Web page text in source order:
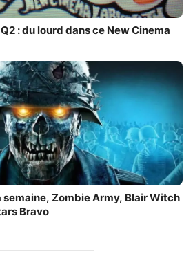
: du lourd dans ce New Cinema
semaine, Zombie Army, Blair Witch
Bravo